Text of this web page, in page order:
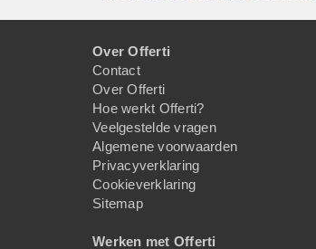
Over Offerti
Contact
Over Offerti
Hoe werkt Offerti?
Veelgestelde vragen
Algemene voorwaarden
Privacyverklaring
Cookieverklaring
Sitemap
Werken met Offerti